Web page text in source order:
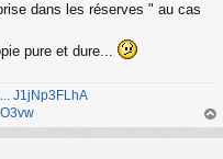
dans les réserves " au cas
pure et dure...
J1jNp3FLhA
au